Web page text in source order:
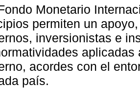
Monetario
permiten un
inversionistas e
acordes con el
país.